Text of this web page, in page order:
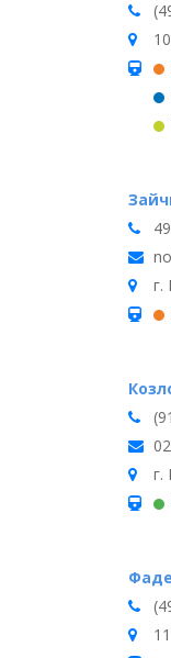
г.
г.